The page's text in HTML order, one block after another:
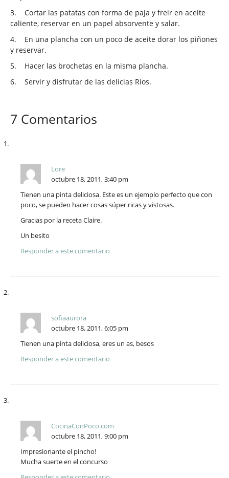
3.
Cortar las patatas con forma de paja y freir en aceite
caliente, reservar en un papel absorvente y salar.
4.
En una plancha con un poco de aceite dorar los piñones
y reservar.
5.
Hacer las brochetas en la misma plancha.
6.
Servir y disfrutar de las delicias Ríos.
7 Comentarios
Lore
octubre 18, 2011, 3:40 pm
Tienen una pinta deliciosa. Este es un ejemplo perfecto que con
poco, se pueden hacer cosas súper ricas y vistosas.
Gracias por la receta Claire.
Un besito
Responder a este comentario
sofiaaurora
octubre 18, 2011, 6:05 pm
Tienen una pinta deliciosa, eres un as, besos
Responder a este comentario
CocinaConPoco.com
octubre 18, 2011, 9:00 pm
Impresionante el pincho!
Mucha suerte en el concurso